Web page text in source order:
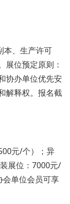
本、生产许可
展位预定原则：
协办单位优先安
解释权。报名截
元/个）；异
展位：7000元/
单位会员可享